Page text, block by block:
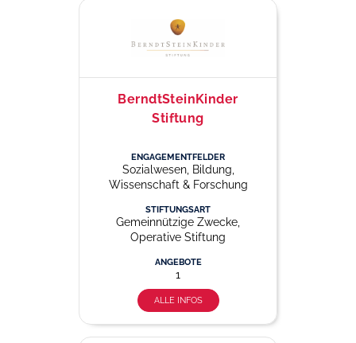
BerndtSteinKinder
Stiftung
ENGAGEMENTFELDER
Sozialwesen, Bildung,
Wissenschaft & Forschung
STIFTUNGSART
Gemeinnützige Zwecke,
Operative Stiftung
ANGEBOTE
1
ALLE INFOS